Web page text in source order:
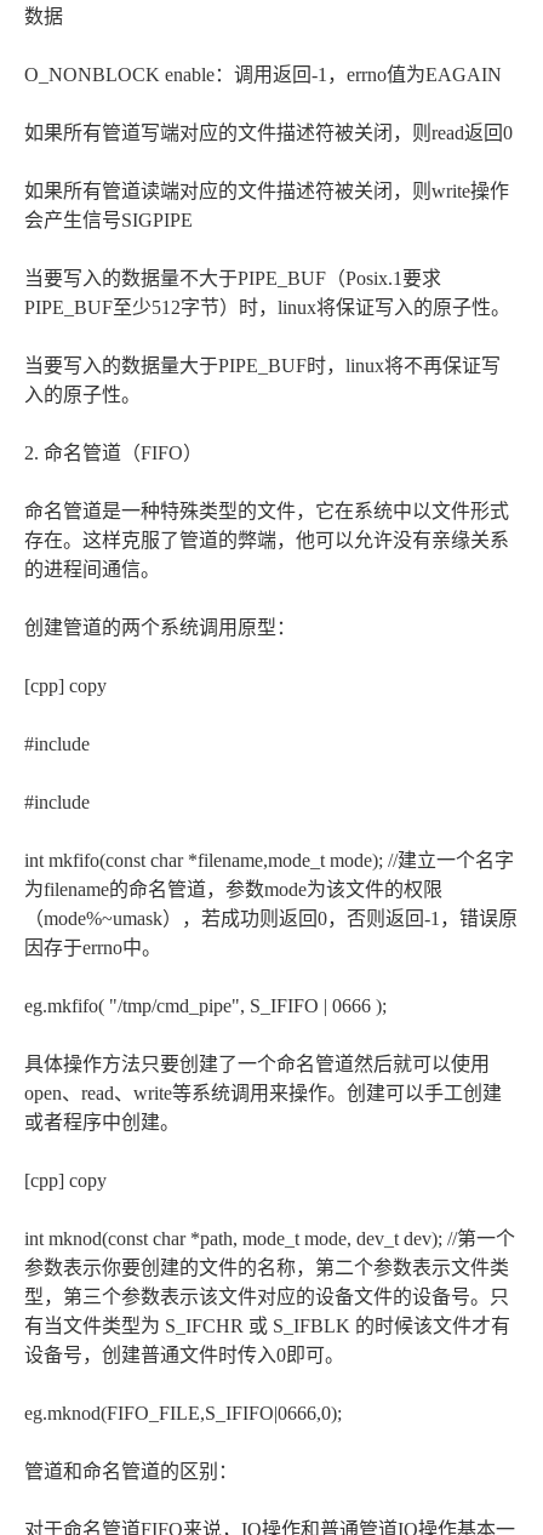
数据
O_NONBLOCK enable：调用返回-1，errno值为EAGAIN
如果所有管道写端对应的文件描述符被关闭，则read返回0
如果所有管道读端对应的文件描述符被关闭，则write操作
会产生信号SIGPIPE
当要写入的数据量不大于PIPE_BUF（Posix.1要求
PIPE_BUF至少512字节）时，linux将保证写入的原子性。
当要写入的数据量大于PIPE_BUF时，linux将不再保证写
入的原子性。
2. 命名管道（FIFO）
命名管道是一种特殊类型的文件，它在系统中以文件形式
存在。这样克服了管道的弊端，他可以允许没有亲缘关系
的进程间通信。
创建管道的两个系统调用原型：
[cpp] copy
#include
#include
int mkfifo(const char *filename,mode_t mode); //建立一个名字
为filename的命名管道，参数mode为该文件的权限
（mode%~umask），若成功则返回0，否则返回-1，错误原
因存于errno中。
eg.mkfifo( "/tmp/cmd_pipe", S_IFIFO | 0666 );
具体操作方法只要创建了一个命名管道然后就可以使用
open、read、write等系统调用来操作。创建可以手工创建
或者程序中创建。
[cpp] copy
int mknod(const char *path, mode_t mode, dev_t dev); //第一个
参数表示你要创建的文件的名称，第二个参数表示文件类
型，第三个参数表示该文件对应的设备文件的设备号。只
有当文件类型为 S_IFCHR 或 S_IFBLK 的时候该文件才有
设备号，创建普通文件时传入0即可。
eg.mknod(FIFO_FILE,S_IFIFO|0666,0);
管道和命名管道的区别：
对于命名管道FIFO来说，IO操作和普通管道IO操作基本一